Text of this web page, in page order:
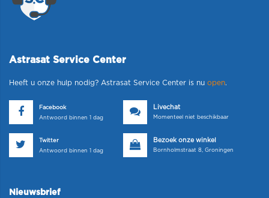
Astrasat Service Center
Heeft u onze hulp nodig? Astrasat Service Center is nu open.
Facebook
Antwoord binnen 1 dag
Livechat
Momenteel niet beschikbaar
Twitter
Antwoord binnen 1 dag
Bezoek onze winkel
Bornholmstraat 8, Groningen
Nieuwsbrief